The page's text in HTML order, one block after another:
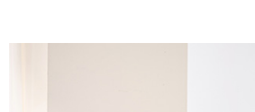
５．嚴禁一人註冊多個帳號或使用他人資訊註冊